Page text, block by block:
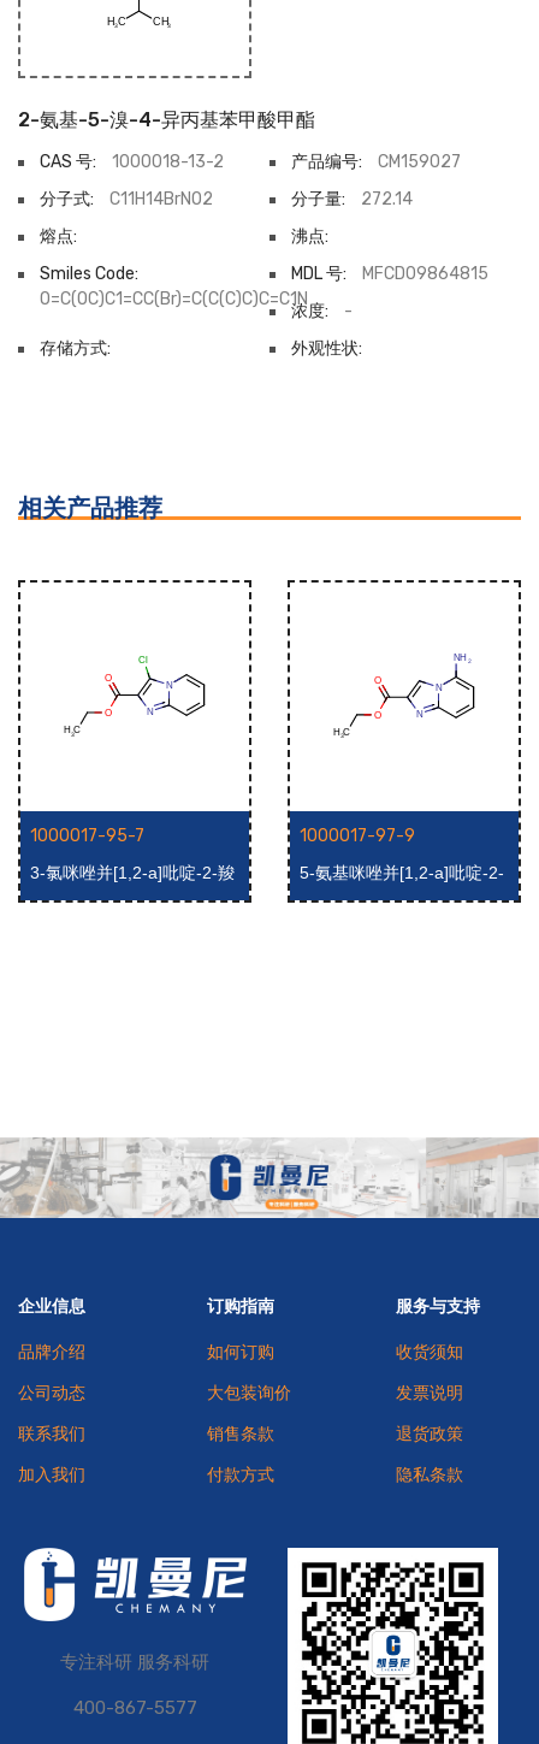
2-氨基-5-溴-4-异丙基苯甲酸甲酯
CAS 号: 1000018-13-2 产品编号:
CM159027
分子式:
C11H14BrNO2 分子量:
272.14
熔点:
沸点:
Smiles Code:
O=C(OC)C1=CC(Br)=C(C(C)C)C=C1N
MDL 号:
MFCD09864815
浓度:
-
存储方式:
外观性状:
相关产品推荐
1000017-95-7
3-氯咪唑并[1,2-a]吡啶-2-羧
酸乙酯
1000017-97-9
5-氨基咪唑并[1,2-a]吡啶-2-
羧酸乙酯
企业信息
品牌介绍
公司动态
联系我们
加入我们
订购指南
如何订购
大包装询价
销售条款
付款方式
服务与支持
收货须知
发票说明
退货政策
隐私条款
专注科研 服务科研
400-867-5577